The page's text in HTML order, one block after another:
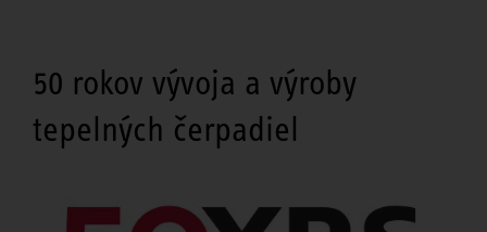
50 rokov vývoja a výroby
tepelných čerpadiel